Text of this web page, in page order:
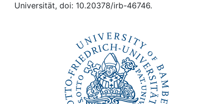
Universität, doi: 10.20378/irb-46746.